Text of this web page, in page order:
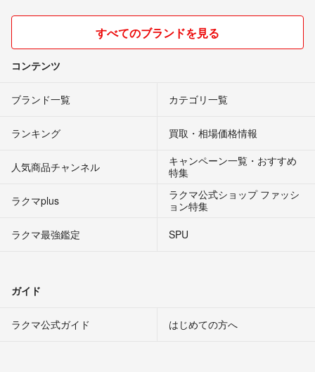
すべてのブランドを見る
コンテンツ
ブランド一覧 カテゴリ一覧
ランキング 買取・相場価格情報
人気商品チャンネル
キャンペーン一覧・おすすめ
特集
ラクマplus
ラクマ公式ショップ ファッシ
ョン特集
ラクマ最強鑑定
SPU
ガイド
ラクマ公式ガイド はじめての方へ